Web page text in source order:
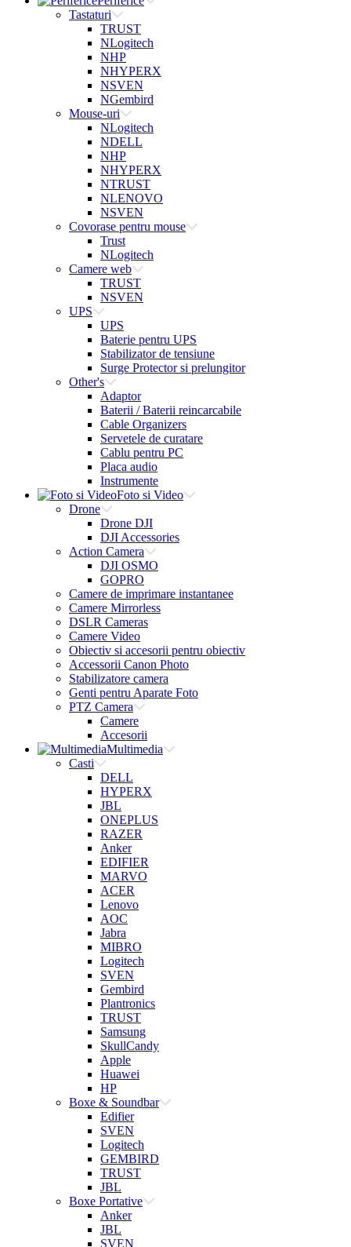
Tastaturi
TRUST
NLogitech
NHP
NHYPERX
NSVEN
NGembird
Mouse-uri
NLogitech
NDELL
NHP
NHYPERX
NTRUST
NLENOVO
NSVEN
Covorase pentru mouse
Trust
NLogitech
Camere web
TRUST
NSVEN
UPS
UPS
Baterie pentru UPS
Stabilizator de tensiune
Surge Protector si prelungitor
Other's
Adaptor
Baterii / Baterii reincarcabile
Cable Organizers
Servetele de curatare
Cablu pentru PC
Placa audio
Instrumente
Foto si Video
Drone
Drone DJI
DJI Accessories
Action Camera
DJI OSMO
GOPRO
Camere de imprimare instantanee
Camere Mirrorless
DSLR Cameras
Camere Video
Obiectiv si accesorii pentru obiectiv
Accessorii Canon Photo
Stabilizatore camera
Genti pentru Aparate Foto
PTZ Camera
Camere
Accesorii
Multimedia
Casti
DELL
HYPERX
JBL
ONEPLUS
RAZER
Anker
EDIFIER
MARVO
ACER
Lenovo
AOC
Jabra
MIBRO
Logitech
SVEN
Gembird
Plantronics
TRUST
Samsung
SkullCandy
Apple
Huawei
HP
Boxe & Soundbar
Edifier
SVEN
Logitech
GEMBIRD
TRUST
JBL
Boxe Portative
Anker
JBL
SVEN